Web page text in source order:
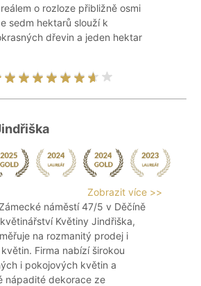
o rozloze přibližně osmi
sedm hektarů slouží k
dřevin a jeden hektar
Zobrazit více >>
náměstí 47/5 v Děčíně
Květiny Jindřiška,
na rozmanitý prodej i
Firma nabízí širokou
i pokojových květin a
nápadité dekorace ze